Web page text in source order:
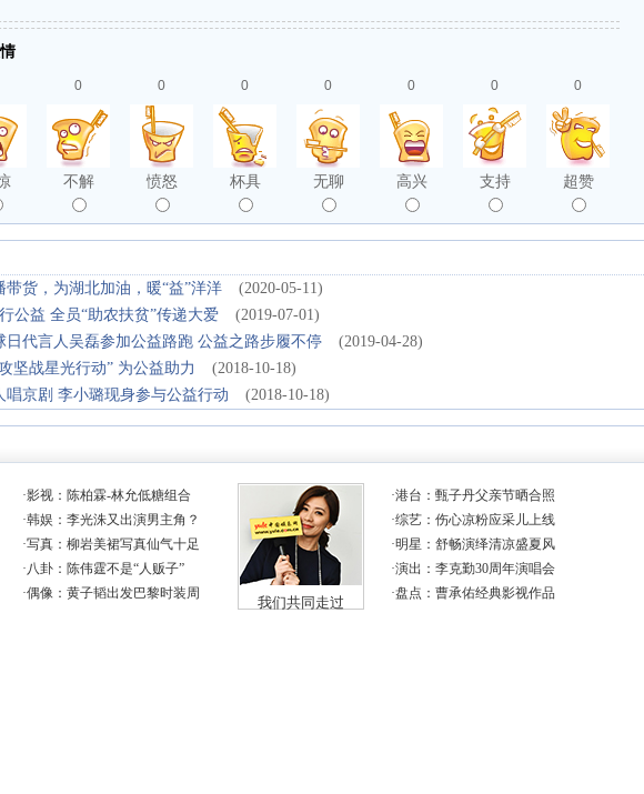
0
不解
0
愤怒
0
杯具
0
无聊
0
高兴
0
支持
0
超赞
带货，为湖北加油，暖“益”洋洋
(2020-05-11)
公益 全员“助农扶贫”传递大爱
(2019-07-01)
日代言人吴磊参加公益路跑 公益之路步履不停
(2019-04-28)
坚战星光行动” 为公益助力
(2018-10-18)
唱京剧 李小璐现身参与公益行动
(2018-10-18)